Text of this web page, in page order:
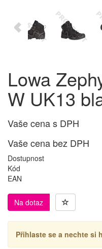
Lowa
W UK13
Vaše cena s DPH
Vaše cena bez DPH
Dostupnost
Kód
EAN
Na dotaz
Přihlaste se a nechte si